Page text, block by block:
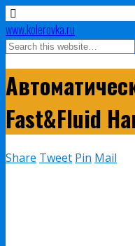
www.kolerovka.ru
Fast&Fluid
Share Tweet Pin Mail